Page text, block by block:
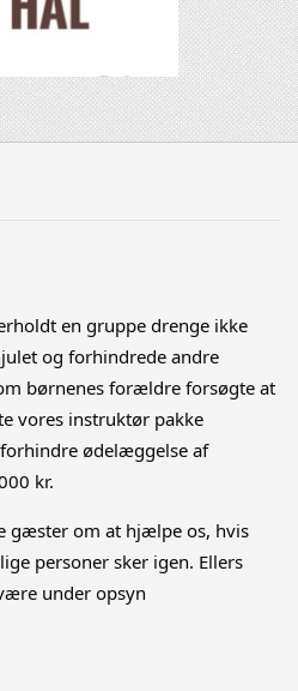
en gruppe drenge ikke
og forhindrede andre
børnenes forældre forsøgte at
vores instruktør pakke
ødelæggelse af
kr.
gæster om at hjælpe os, hvis
personer sker igen. Ellers
under opsyn